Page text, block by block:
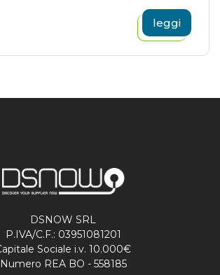
leggi
DSNOW SRL
P.IVA/C.F.: 03951081201
Sociale i.v. 10.000€
Numero REA BO - 558185